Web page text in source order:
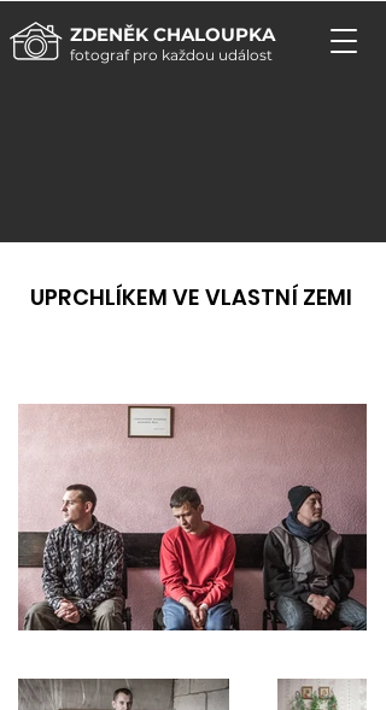
fotograf pro každou událost
ZDENĚK CHALOUPKA
UPRCHLÍKEM VE VLASTNÍ ZEMI